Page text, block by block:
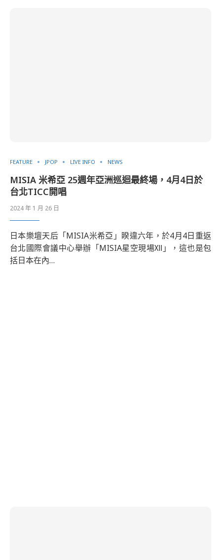
FEATURE JPOP LIVE INFO NEWS
MISIA 米希亞 25週年亞洲巡迴最終場，4月4日於
台北TICC開唱
2024 年 1 月 26 日
日本樂壇天后「MISIA米希亞」睽違六年，於4月4日重返
台北國際會議中心舉辦「MISIA星空現場Ⅻ」，這也是包
括日本在內…